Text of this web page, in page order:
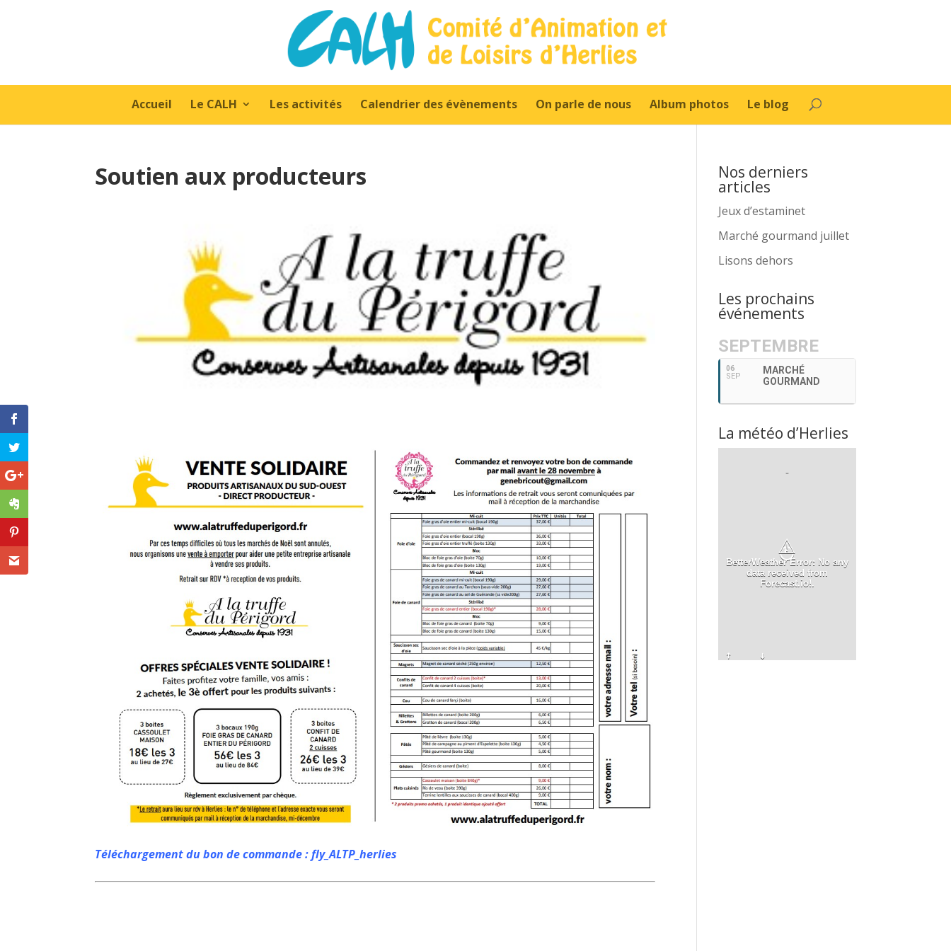
Accueil Le CALH Les activités Calendrier des évènements On parle de nous Album photos Le blog
Soutien aux producteurs
Téléchargement du bon de commande : fly_ALTP_herlies
Nos derniers
articles
Jeux d’estaminet
Marché gourmand juillet
Lisons dehors
Les prochains
événements
SEPTEMBRE
06
SEP
MARCHÉ
GOURMAND
La météo d’Herlies
-
⚠
BetterWeather Error: No any
data received from
Forecast.io!.